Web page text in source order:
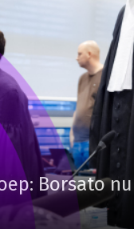
Borsato